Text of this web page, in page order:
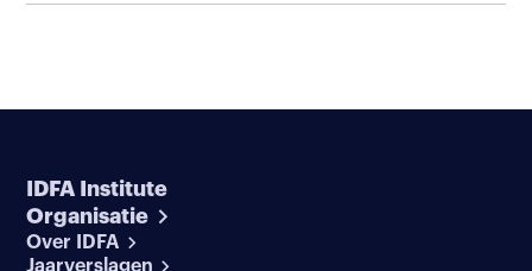
IDFA Institute
Organisatie
Over IDFA
Jaarverslagen